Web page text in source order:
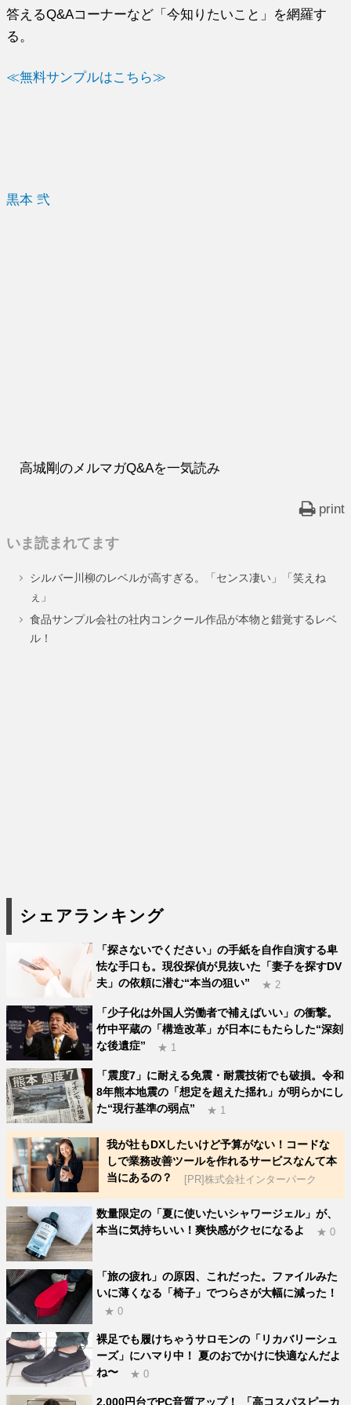
答えるQ&Aコーナーなど「今知りたいこと」を網羅す
る。
≪無料サンプルはこちら≫
黒本 弐
高城剛のメルマガQ&Aを一気読み
print
いま読まれてます
シルバー川柳のレベルが高すぎる。「センス凄い」「笑えね
ぇ」
食品サンプル会社の社内コンクール作品が本物と錯覚するレベ
ル！
シェアランキング
「探さないでください」の手紙を自作自演する卑
怯な手口も。現役探偵が見抜いた「妻子を探すDV
夫」の依頼に潜む“本当の狙い”
★ 2
「少子化は外国人労働者で補えばいい」の衝撃。
竹中平蔵の「構造改革」が日本にもたらした“深刻
な後遺症”
★ 1
「震度7」に耐える免震・耐震技術でも破損。令和
8年熊本地震の「想定を超えた揺れ」が明らかにし
た“現行基準の弱点”
★ 1
我が社もDXしたいけど予算がない！コードな
しで業務改善ツールを作れるサービスなんて本
当にあるの？
[PR]株式会社インターパーク
数量限定の「夏に使いたいシャワージェル」が、
本当に気持ちいい！爽快感がクセになるよ
★ 0
「旅の疲れ」の原因、これだった。ファイルみた
いに薄くなる「椅子」でつらさが大幅に減った！
★ 0
裸足でも履けちゃうサロモンの「リカバリーシュ
ーズ」にハマり中！ 夏のおでかけに快適なんだよ
ね〜
★ 0
2,000円台でPC音質アップ！ 「高コスパスピーカ